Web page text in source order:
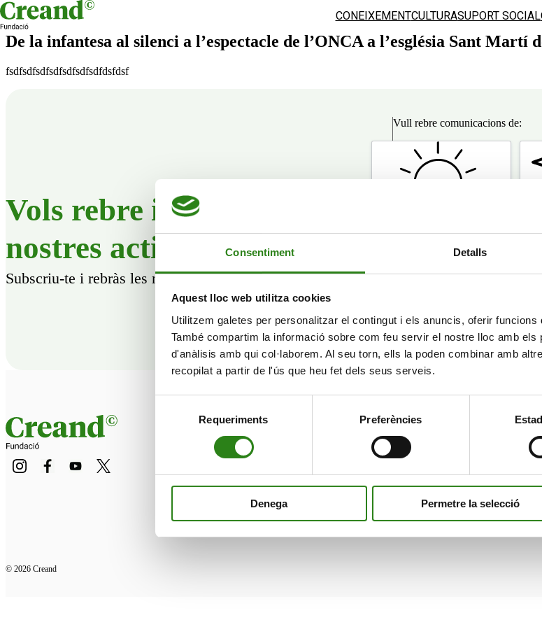
Consentiment Detalls
Aquest lloc web utilitza cookies
Utilitzem galetes per personalitzar el contingut i els anuncis, oferir
També compartim la informació sobre com feu servir el nostre lloc amb
d'anàlisis amb qui col·laborem. Al seu torn, ells la poden combinar amb
recopilat a partir de l'ús que heu fet dels seus serveis.
consentiment
Requeriments Preferències
Denega Permetre la selecció
Skip to content CONEIXEMENTCULTURASUPORT SOCIAL
De la infantesa al silenci a l’espectacle de l’ONCA a l’església Sant Martí
fsdfsdfsdfsdfsdfsdfsdfdsfdsf
Vols rebre informació de les
nostres activitats?
Subscriu-te i rebràs les novetats que anem programant.
Vull rebre comunicacions de:
rebre
comunicacions
© 2026 Creand